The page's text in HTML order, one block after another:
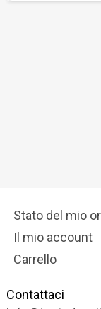
Stato del mio
Il mio account
Carrello
Contattaci